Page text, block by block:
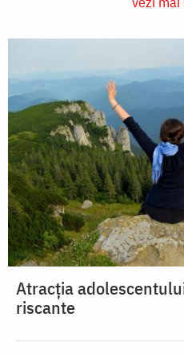
Atracția
riscante